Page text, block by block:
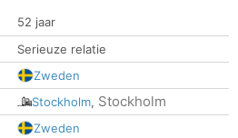
52 jaar
Serieuze relatie
Zweden
Stockholm, Stockholm
Zweden